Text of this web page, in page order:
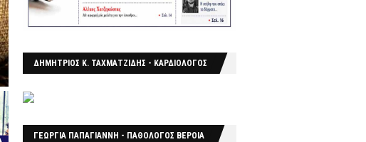
ΔΗΜΗΤΡΙΟΣ Κ. ΤΑΧΜΑΤΖΙΔΗΣ - ΚΑΡΔΙΟΛΟΓΟΣ
ΓΕΩΡΓΙΑ ΠΑΠΑΓΙΑΝΝΗ - ΠΑΘΟΛΟΓΟΣ ΒΕΡΟΙΑ